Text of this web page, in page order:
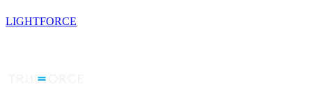
LIGHTFORCE